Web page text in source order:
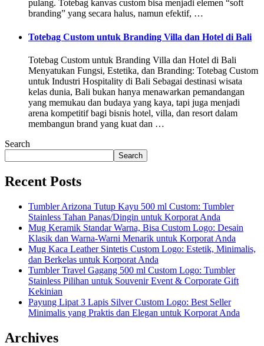
pulang. Totebag kanvas custom bisa menjadi elemen “soft
branding” yang secara halus, namun efektif, …
Totebag Custom untuk Branding Villa dan Hotel di Bali
Totebag Custom untuk Branding Villa dan Hotel di Bali
Menyatukan Fungsi, Estetika, dan Branding: Totebag Custom
untuk Industri Hospitality di Bali Sebagai destinasi wisata
kelas dunia, Bali bukan hanya menawarkan pemandangan
yang memukau dan budaya yang kaya, tapi juga menjadi
arena kompetitif bagi bisnis hotel, villa, dan resort dalam
membangun brand yang kuat dan …
Search
Search
Recent Posts
Tumbler Arizona Tutup Kayu 500 ml Custom: Tumbler
Stainless Tahan Panas/Dingin untuk Korporat Anda
Mug Keramik Standar Warna, Bisa Custom Logo: Desain
Klasik dan Warna-Warni Menarik untuk Korporat Anda
Mug Kaca Leather Sintetis Custom Logo: Estetik, Minimalis,
dan Berkelas untuk Korporat Anda
Tumbler Travel Gagang 500 ml Custom Logo: Tumbler
Stainless Pilihan untuk Souvenir Event & Corporate Gift
Kekinian
Payung Lipat 3 Lapis Silver Custom Logo: Best Seller
Minimalis yang Praktis dan Elegan untuk Korporat Anda
Archives